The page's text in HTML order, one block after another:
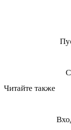
Читайте также